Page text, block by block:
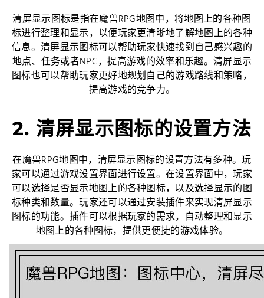
清屏显示图标是指在魔兽RPG地图中，将地图上的各种图
标进行整理和显示，以便玩家更清晰地了解地图上的各种
信息。清屏显示图标可以帮助玩家快速找到自己感兴趣的
地点、任务或者NPC，提高游戏的效率和乐趣。清屏显示
图标也可以帮助玩家更好地规划自己的游戏路线和策略，
提高游戏的竞争力。
2. 清屏显示图标的设置方法
在魔兽RPG地图中，清屏显示图标的设置方法有多种。玩
家可以通过游戏设置界面进行设置。在设置界面中，玩家
可以选择是否显示地图上的各种图标，以及选择显示的图
标种类和数量。玩家还可以通过安装插件来实现清屏显示
图标的功能。插件可以根据玩家的需求，自动整理和显示
地图上的各种图标，提供更便捷的游戏体验。